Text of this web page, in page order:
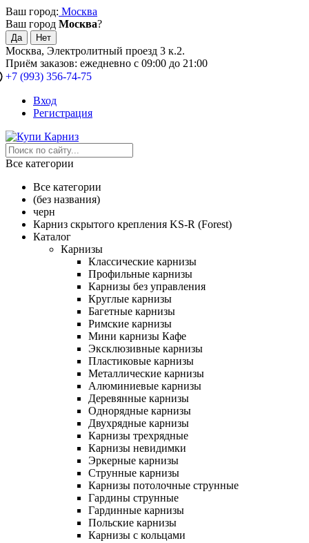
Ваш город: Москва
Ваш город Москва?
Москва, Электролитный проезд 3 к.2.
Приём заказов: ежедневно с 09:00 до 21:00
+7 (993) 356-74-75
Вход
Регистрация
Все категории
Все категории
(без названия)
черн
Карниз скрытого крепления KS-R (Forest)
Каталог
Карнизы
Классические карнизы
Профильные карнизы
Карнизы без управления
Круглые карнизы
Багетные карнизы
Римские карнизы
Мини карнизы Кафе
Эксклюзивные карнизы
Пластиковые карнизы
Металлические карнизы
Алюминиевые карнизы
Деревянные карнизы
Однорядные карнизы
Двухрядные карнизы
Карнизы трехрядные
Карнизы невидимки
Эркерные карнизы
Струнные карнизы
Карнизы потолочные струнные
Гардины струнные
Гардинные карнизы
Польские карнизы
Карнизы с кольцами